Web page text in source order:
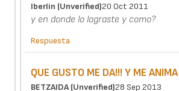
Iberlin (unverified)20 Oct 2011
y en donde lo lograste y como?
Respuesta
QUE GUSTO ME DA!!! Y ME ANIMA
BETZAIDA (unverified)28 Sep 2013